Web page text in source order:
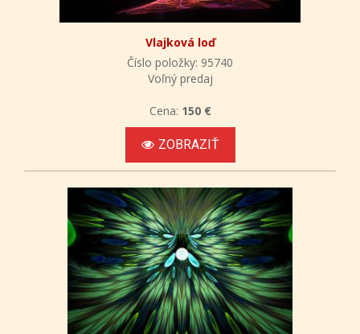
Vlajková loď
Číslo položky: 95740
Voľný predaj
Cena: 150 €
ZOBRAZIŤ